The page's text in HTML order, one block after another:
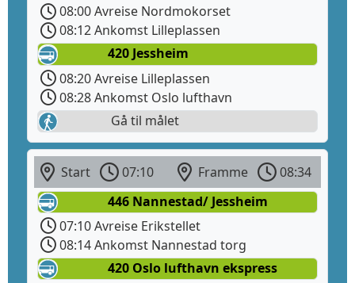
08:00 Avreise Nordmokorset
08:12 Ankomst Lilleplassen
420 Jessheim
08:20 Avreise Lilleplassen
08:28 Ankomst Oslo lufthavn
Gå til målet
Start 07:10 Framme
08:34
446 Nannestad/ Jessheim
07:10 Avreise Erikstellet
08:14 Ankomst Nannestad torg
420 Oslo lufthavn ekspress